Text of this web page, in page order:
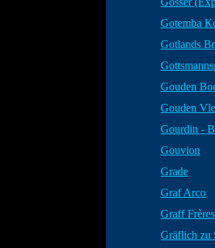
Gotemba
Gotlands
Gouden
Gouden
Gourdin -
Gouvion
Grade
Graf Arco
Graff Frères
Gräflich zu